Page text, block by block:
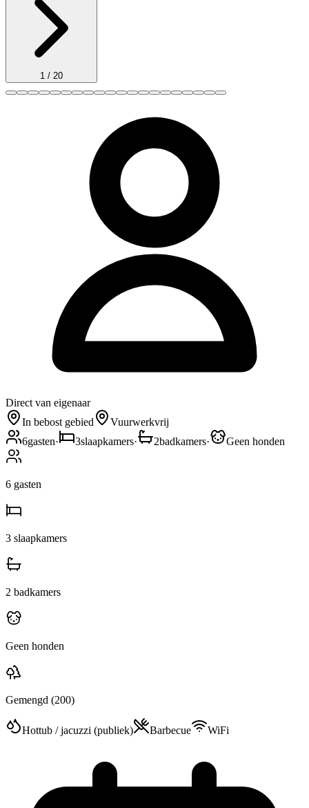
1 / 20
Direct van eigenaar
In bebost gebied
Vuurwerkvrij
6gasten· 3slaapkamers· 2badkamers· Geen honden
6 gasten
3 slaapkamers
2 badkamers
Geen honden
Gemengd (200)
Hottub / jacuzzi (publiek) Barbecue WiFi